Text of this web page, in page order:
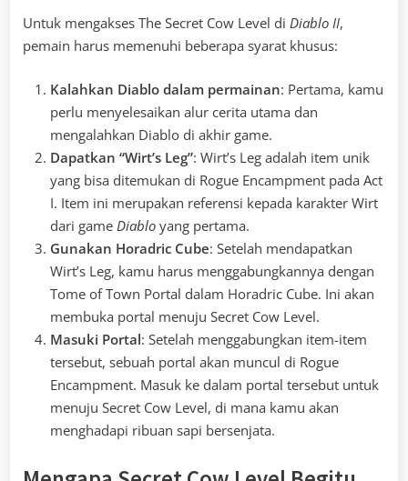
Untuk mengakses The Secret Cow Level di Diablo II,
pemain harus memenuhi beberapa syarat khusus:
Kalahkan Diablo dalam permainan: Pertama, kamu
perlu menyelesaikan alur cerita utama dan
mengalahkan Diablo di akhir game.
Dapatkan “Wirt’s Leg”: Wirt’s Leg adalah item unik
yang bisa ditemukan di Rogue Encampment pada Act
I. Item ini merupakan referensi kepada karakter Wirt
dari game Diablo yang pertama.
Gunakan Horadric Cube: Setelah mendapatkan
Wirt’s Leg, kamu harus menggabungkannya dengan
Tome of Town Portal dalam Horadric Cube. Ini akan
membuka portal menuju Secret Cow Level.
Masuki Portal: Setelah menggabungkan item-item
tersebut, sebuah portal akan muncul di Rogue
Encampment. Masuk ke dalam portal tersebut untuk
menuju Secret Cow Level, di mana kamu akan
menghadapi ribuan sapi bersenjata.